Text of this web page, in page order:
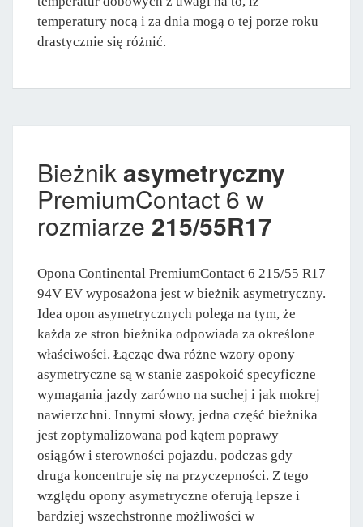
temperatury nocą i za dnia mogą o tej porze roku
drastycznie się różnić.
Bieżnikasymetryczny
PremiumContact 6 w
rozmiarze 215/55R17
Opona Continental PremiumContact 6 215/55 R17
94V EV wyposażona jest w bieżnik asymetryczny.
Idea opon asymetrycznych polega na tym, że
każda ze stron bieżnika odpowiada za określone
właściwości. Łącząc dwa różne wzory opony
asymetryczne są w stanie zaspokoić specyficzne
wymagania jazdy zarówno na suchej i jak mokrej
nawierzchni. Innymi słowy, jedna część bieżnika
jest zoptymalizowana pod kątem poprawy
osiągów i sterowności pojazdu, podczas gdy
druga koncentruje się na przyczepności. Z tego
względu opony asymetryczne oferują lepsze i
bardziej wszechstronne możliwości w